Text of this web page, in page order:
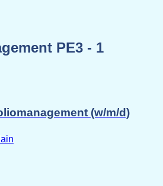
PE3 - 1
(w/m/d)